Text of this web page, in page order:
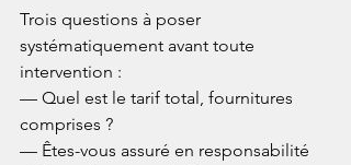
Trois questions à poser
systématiquement avant toute
intervention :
— Quel est le tarif total, fournitures
comprises ?
— Êtes-vous assuré en responsabilité